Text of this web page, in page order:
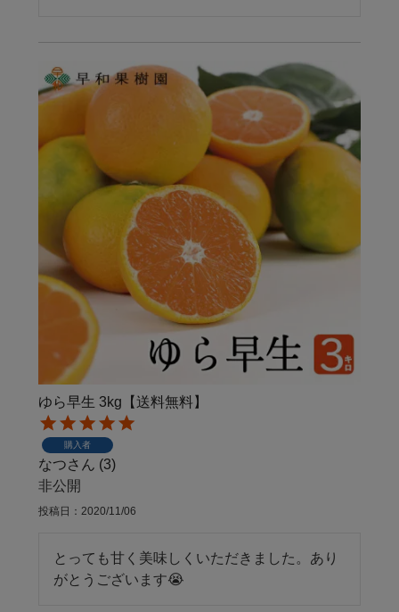
ゆら早生 3kg【送料無料】
購入者
なつ
3
非公開
投稿日 2020/11/06
とっても甘く美味しくいただきました。あり
がとうございます😭